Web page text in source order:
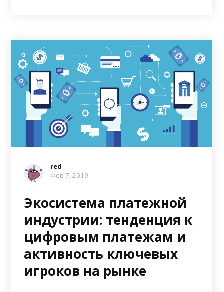
red
Фев 7, 2019
Экосистема платежной
индустрии: тенденция к
цифровым платежам и
активность ключевых
игроков на рынке